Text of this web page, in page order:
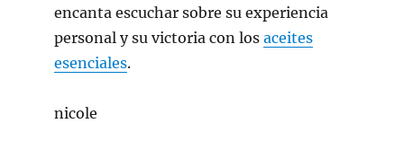
encanta escuchar sobre su experiencia
personal y su victoria con los aceites
esenciales.
nicole